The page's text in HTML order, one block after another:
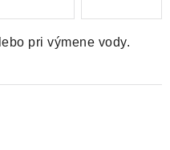
pri výmene vody.